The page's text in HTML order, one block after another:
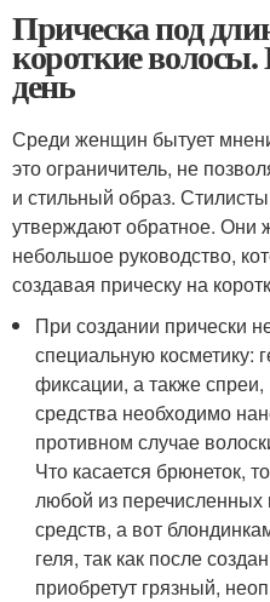
Прическа под
короткие
день
Среди женщин бытует
это ограничитель, не
и стильный образ.
утверждают обратное. Они
небольшое руководство,
создавая прическу на
При создании прически
специальную косметику:
фиксации, а также
средства необходимо
противном случае
Что касается брюнеток,
любой из перечисленных
средств, а вот
геля, так как после
приобретут грязный,